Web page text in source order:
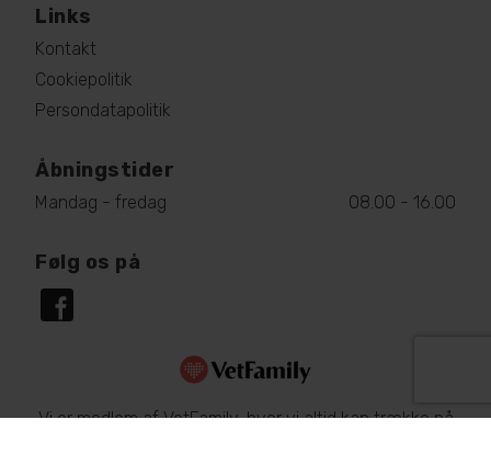
Links
Kontakt
Cookiepolitik
Persondatapolitik
Åbningstider
Mandag - fredag 08.00 - 16.00
Følg os på
Vi er medlem af VetFamily, hvor vi altid kan trække på